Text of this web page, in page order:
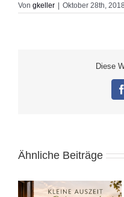
Von gkeller | Oktober 28th, 2018
Diese
Ähnliche Beiträge